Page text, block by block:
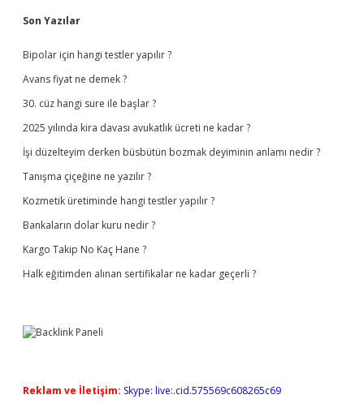
Sidebar
Son Yazılar
Bipolar için hangi testler yapılır ?
Avans fiyat ne demek ?
30. cüz hangi sure ile başlar ?
2025 yılında kira davası avukatlık ücreti ne kadar ?
İşi düzelteyim derken büsbütün bozmak deyiminin anlamı nedir ?
Tanışma çiçeğine ne yazılır ?
Kozmetik üretiminde hangi testler yapılır ?
Bankaların dolar kuru nedir ?
Kargo Takip No Kaç Hane ?
Halk eğitimden alınan sertifikalar ne kadar geçerli ?
Reklam ve İletişim: Skype: live:.cid.575569c608265c69